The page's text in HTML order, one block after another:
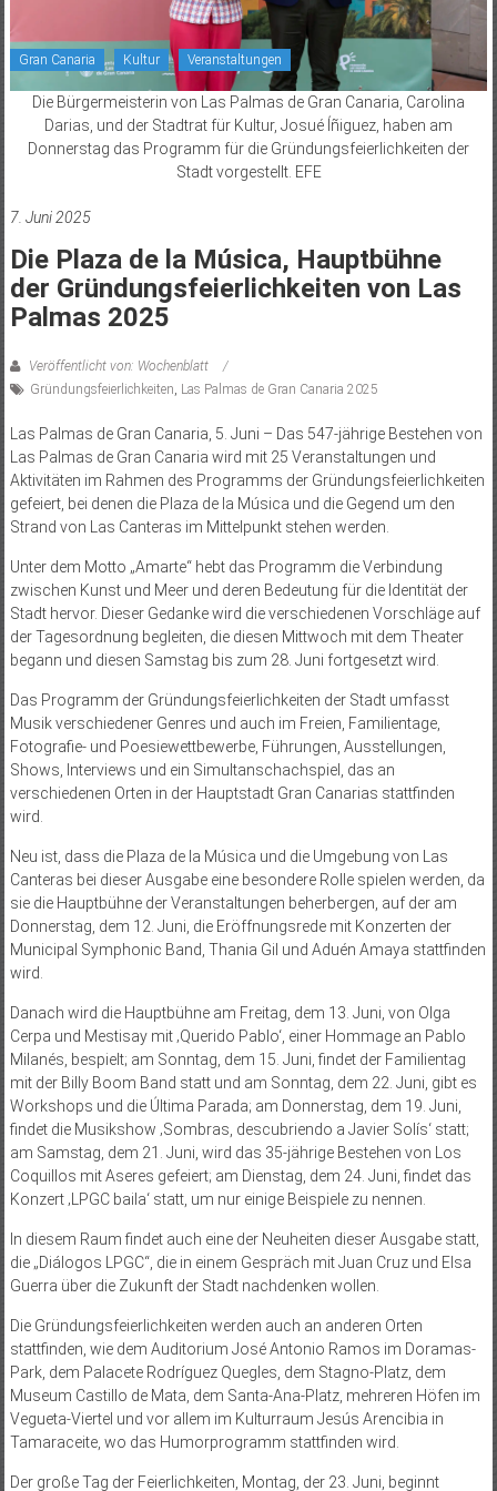
Gran Canaria Kultur Veranstaltungen
Die Bürgermeisterin von Las Palmas de Gran Canaria, Carolina
Darias, und der Stadtrat für Kultur, Josué Íñiguez, haben am
Donnerstag das Programm für die Gründungsfeierlichkeiten der
Stadt vorgestellt. EFE
7. Juni 2025
Die Plaza de la Música, Hauptbühne
der Gründungsfeierlichkeiten von Las
Palmas 2025
Veröffentlicht von: Wochenblatt
Gründungsfeierlichkeiten Las Palmas de Gran Canaria 2025
Las Palmas de Gran Canaria, 5. Juni – Das 547-jährige Bestehen von
Las Palmas de Gran Canaria wird mit 25 Veranstaltungen und
Aktivitäten im Rahmen des Programms der Gründungsfeierlichkeiten
gefeiert, bei denen die Plaza de la Música und die Gegend um den
Strand von Las Canteras im Mittelpunkt stehen werden.
Unter dem Motto „Amarte“ hebt das Programm die Verbindung
zwischen Kunst und Meer und deren Bedeutung für die Identität der
Stadt hervor. Dieser Gedanke wird die verschiedenen Vorschläge auf
der Tagesordnung begleiten, die diesen Mittwoch mit dem Theater
begann und diesen Samstag bis zum 28. Juni fortgesetzt wird.
Das Programm der Gründungsfeierlichkeiten der Stadt umfasst
Musik verschiedener Genres und auch im Freien, Familientage,
Fotografie- und Poesiewettbewerbe, Führungen, Ausstellungen,
Shows, Interviews und ein Simultanschachspiel, das an
verschiedenen Orten in der Hauptstadt Gran Canarias stattfinden
wird.
Neu ist, dass die Plaza de la Música und die Umgebung von Las
Canteras bei dieser Ausgabe eine besondere Rolle spielen werden, da
sie die Hauptbühne der Veranstaltungen beherbergen, auf der am
Donnerstag, dem 12. Juni, die Eröffnungsrede mit Konzerten der
Municipal Symphonic Band, Thania Gil und Aduén Amaya stattfinden
wird.
Danach wird die Hauptbühne am Freitag, dem 13. Juni, von Olga
Cerpa und Mestisay mit ‚Querido Pablo‘, einer Hommage an Pablo
Milanés, bespielt; am Sonntag, dem 15. Juni, findet der Familientag
mit der Billy Boom Band statt und am Sonntag, dem 22. Juni, gibt es
Workshops und die Última Parada; am Donnerstag, dem 19. Juni,
findet die Musikshow ‚Sombras, descubriendo a Javier Solís‘ statt;
am Samstag, dem 21. Juni, wird das 35-jährige Bestehen von Los
Coquillos mit Aseres gefeiert; am Dienstag, dem 24. Juni, findet das
Konzert ‚LPGC baila‘ statt, um nur einige Beispiele zu nennen.
In diesem Raum findet auch eine der Neuheiten dieser Ausgabe statt,
die „Diálogos LPGC“, die in einem Gespräch mit Juan Cruz und Elsa
Guerra über die Zukunft der Stadt nachdenken wollen.
Die Gründungsfeierlichkeiten werden auch an anderen Orten
stattfinden, wie dem Auditorium José Antonio Ramos im Doramas-
Park, dem Palacete Rodríguez Quegles, dem Stagno-Platz, dem
Museum Castillo de Mata, dem Santa-Ana-Platz, mehreren Höfen im
Vegueta-Viertel und vor allem im Kulturraum Jesús Arencibia in
Tamaraceite, wo das Humorprogramm stattfinden wird.
Der große Tag der Feierlichkeiten, Montag, der 23. Juni, beginnt